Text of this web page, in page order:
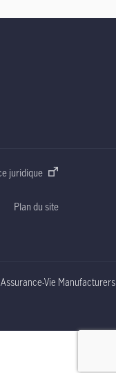
juridique
Plan du site
Vie Manufacturers
thousand and nineteen